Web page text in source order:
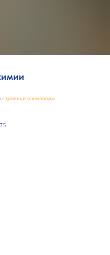
странице олимпиады